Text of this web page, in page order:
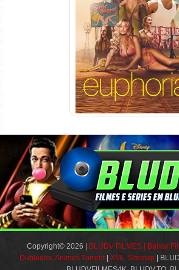
Euphoria 3ª
Torrent (2026) WEB-DL
Dual Áudio
Copyright© 2026 |
BLUDV FILMES | Baixar
Dublados, Animes Torrent| XML Sitemap |